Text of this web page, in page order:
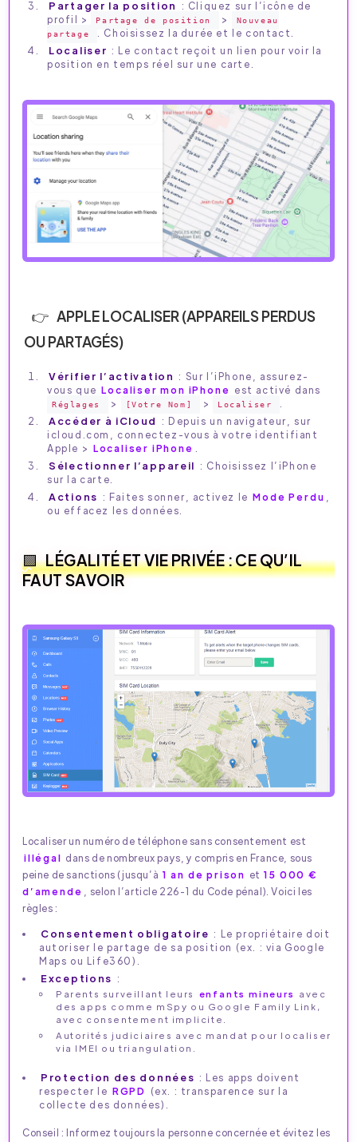
Partager la position
: Cliquez sur l’icône de
profil >
Partage de position >
Nouveau
partage
. Choisissez la durée et le contact.
Localiser : Le contact reçoit un lien pour voir la
position en temps réel sur une carte.
APPLE LOCALISER (APPAREILS PERDUS
OU PARTAGÉS)
Vérifier l’activation : Sur l’iPhone, assurez-
vous que Localiser mon iPhone est activé dans
Réglages > [Votre Nom] > Localiser
Accéder à iCloud
: Depuis un navigateur, sur
icloud.com, connectez-vous à votre identifiant
Apple > Localiser iPhone
Sélectionner l’appareil : Choisissez l’iPhone
sur la carte.
Actions : Faites sonner, activez le Mode Perdu
ou effacez les données.
LÉGALITÉ ET VIE PRIVÉE : CE QU’IL
FAUT SAVOIR
Localiser un numéro de téléphone sans consentement est
illégal dans de nombreux pays, y compris en France, sous
peine de sanctions (jusqu’à 1 an de prison et 15 000 €
d’amende , selon l’article 226-1 du Code pénal). Voici les
règles :
Consentement obligatoire : Le propriétaire doit
autoriser le partage de sa position (ex. : via Google
Maps ou Life360).
Exceptions :
Parents surveillant leurs enfants mineurs
avec
des apps comme mSpy ou Google Family Link,
avec consentement implicite.
Autorités judiciaires avec mandat pour localiser
via IMEI ou triangulation.
Protection des données : Les apps doivent
respecter le RGPD (ex. : transparence sur la
collecte des données).
Conseil : Informez toujours la personne concernée et évitez les